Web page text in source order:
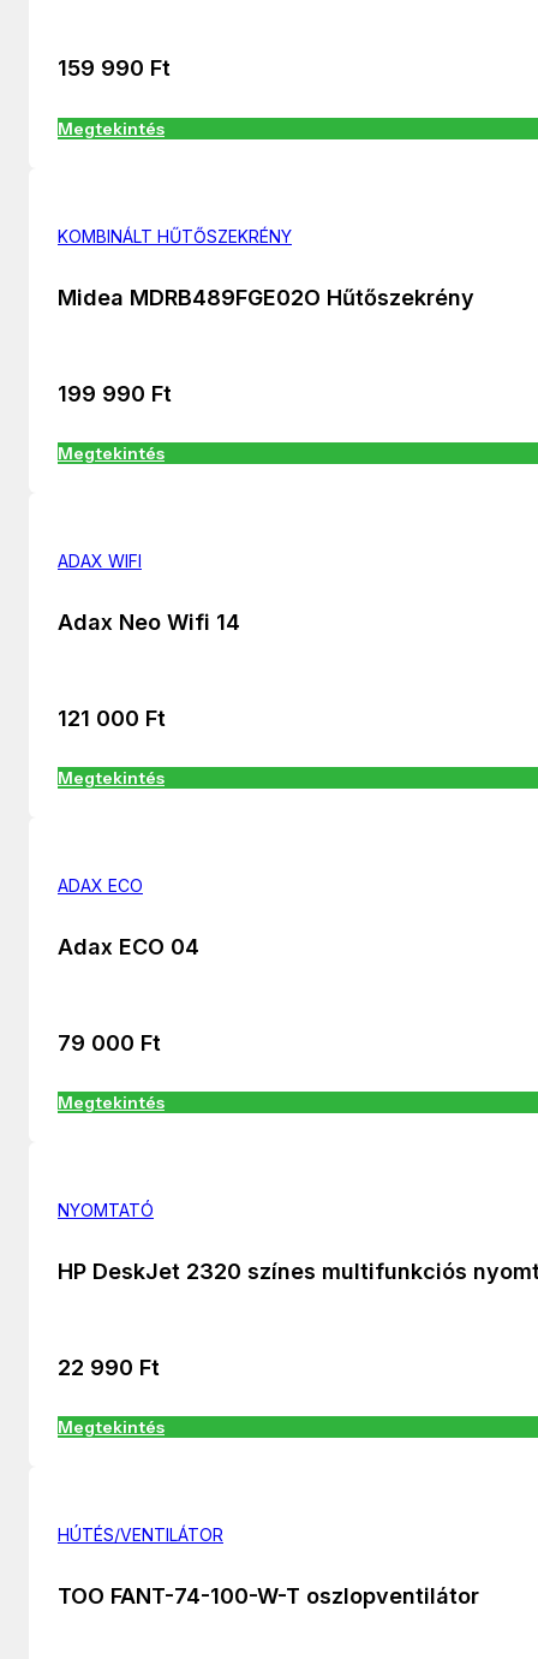
159 990 Ft
Megtekintés
KOMBINÁLT HŰTŐSZEKRÉNY
Midea MDRB489FGE02O Hűtőszekrény
199 990 Ft
Megtekintés
ADAX WIFI
Adax Neo Wifi 14
121 000 Ft
Megtekintés
ADAX ECO
Adax ECO 04
79 000 Ft
Megtekintés
NYOMTATÓ
HP DeskJet 2320 színes multifunkciós
22 990 Ft
Megtekintés
HÚTÉS/VENTILÁTOR
TOO FANT-74-100-W-T oszlopventilátor